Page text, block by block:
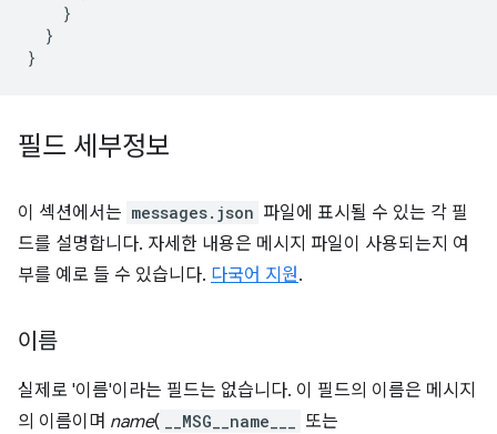
}
}
}
필드 세부정보
이 섹션에서는 messages.json 파일에 표시될 수 있는 각 필
드를 설명합니다. 자세한 내용은 메시지 파일이 사용되는지 여
부를 예로 들 수 있습니다. 다국어 지원.
이름
실제로 '이름'이라는 필드는 없습니다. 이 필드의 이름은 메시지
의 이름이며 name( __MSG__name___ 또는